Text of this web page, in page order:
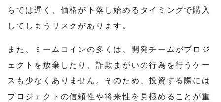
らでは遅く、価格が下落し始めるタイミングで購入
してしまうリスクがあります。
また、ミームコインの多くは、開発チームがプロジ
ェクトを放棄したり、詐欺まがいの行為を行うケー
スも少なくありません。そのため、投資する際には
プロジェクトの信頼性や将来性を見極めることが重